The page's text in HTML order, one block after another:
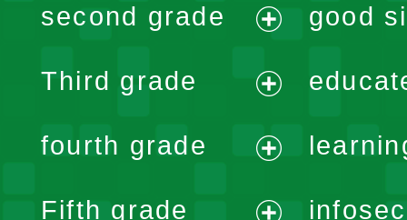
menu
second grade
menu
Third grade
menu
fourth grade
Fifth grade
good